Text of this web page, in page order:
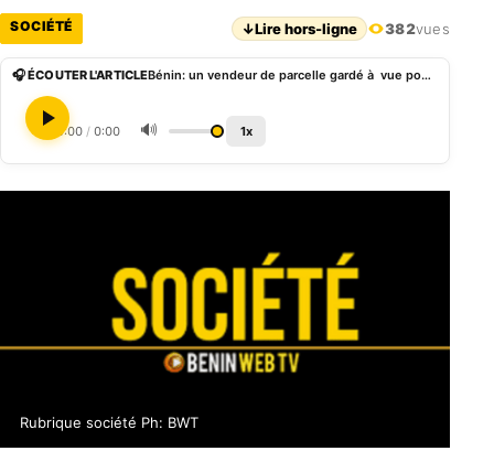
SOCIÉTÉ ↓Lire hors-ligne 382vues
🎧 ÉCOUTER L'ARTICLE Bénin: un vendeur de parcelle gardé à vue pour escroquerie
0:00 / 0:00 🔊 1x
Rubrique société Ph: BWT